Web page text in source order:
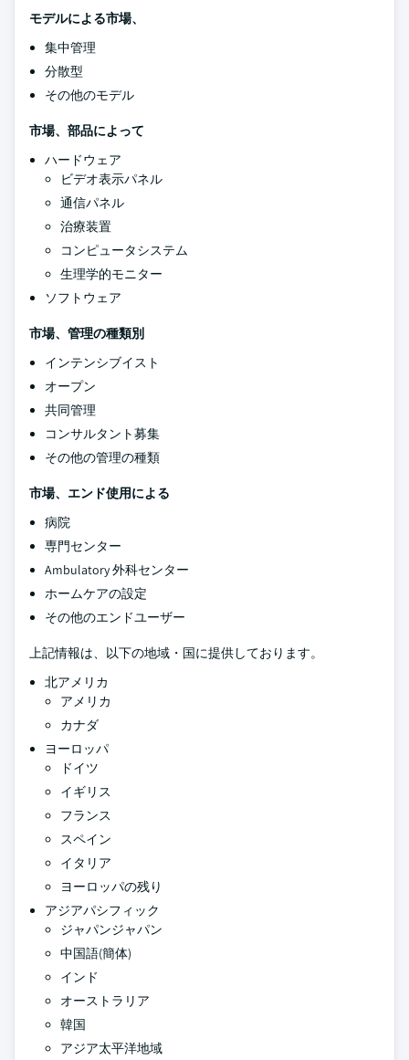
モデルによる市場、
集中管理
分散型
その他のモデル
市場、部品によって
ハードウェア
ビデオ表示パネル
通信パネル
治療装置
コンピュータシステム
生理学的モニター
ソフトウェア
市場、管理の種類別
インテンシブイスト
オープン
共同管理
コンサルタント募集
その他の管理の種類
市場、エンド使用による
病院
専門センター
Ambulatory 外科センター
ホームケアの設定
その他のエンドユーザー
上記情報は、以下の地域・国に提供しております。
北アメリカ
アメリカ
カナダ
ヨーロッパ
ドイツ
イギリス
フランス
スペイン
イタリア
ヨーロッパの残り
アジアパシフィック
ジャパンジャパン
中国語(簡体)
インド
オーストラリア
韓国
アジア太平洋地域